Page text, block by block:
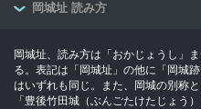
岡城址 読み方
岡城址、読み方は「おかじょうし」
る。表記は「岡城址」の他に「岡城
はいずれも同じ。また、岡城の別称
「豊後竹田城（ぶんごたけたじょう